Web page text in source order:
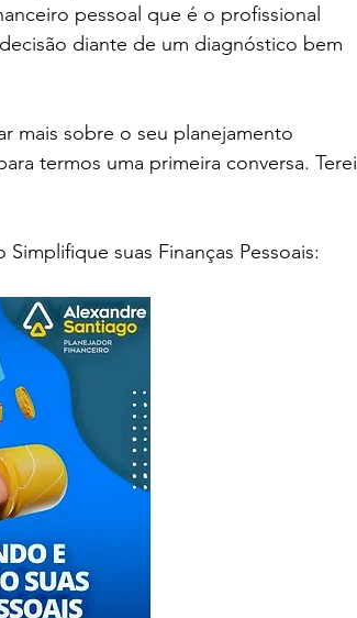
pessoal que é o profissional
diante de um diagnóstico bem
termos uma primeira conversa. Terei
suas Finanças Pessoais: